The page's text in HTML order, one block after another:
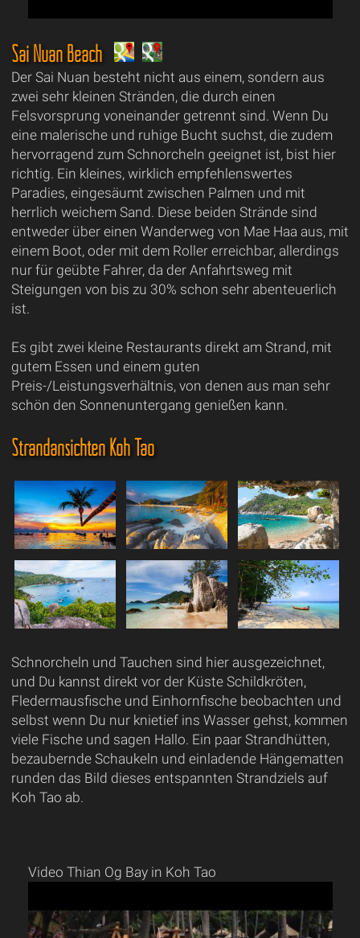
Sai Nuan Beach
Der Sai Nuan besteht nicht aus einem, sondern aus
zwei sehr kleinen Stränden, die durch einen
Felsvorsprung voneinander getrennt sind. Wenn Du
eine malerische und ruhige Bucht suchst, die zudem
hervorragend zum Schnorcheln geeignet ist, bist hier
richtig. Ein kleines, wirklich empfehlenswertes
Paradies, eingesäumt zwischen Palmen und mit
herrlich weichem Sand. Diese beiden Strände sind
entweder über einen Wanderweg von Mae Haa aus, mit
einem Boot, oder mit dem Roller erreichbar, allerdings
nur für geübte Fahrer, da der Anfahrtsweg mit
Steigungen von bis zu 30% schon sehr abenteuerlich
ist.
Es gibt zwei kleine Restaurants direkt am Strand, mit
gutem Essen und einem guten
Preis-/Leistungsverhältnis, von denen aus man sehr
schön den Sonnenuntergang genießen kann.
Strandansichten Koh Tao
Schnorcheln und Tauchen sind hier ausgezeichnet,
und Du kannst direkt vor der Küste Schildkröten,
Fledermausfische und Einhornfische beobachten und
selbst wenn Du nur knietief ins Wasser gehst, kommen
viele Fische und sagen Hallo. Ein paar Strandhütten,
bezaubernde Schaukeln und einladende Hängematten
runden das Bild dieses entspannten Strandziels auf
Koh Tao ab.
Video Thian Og Bay in Koh Tao